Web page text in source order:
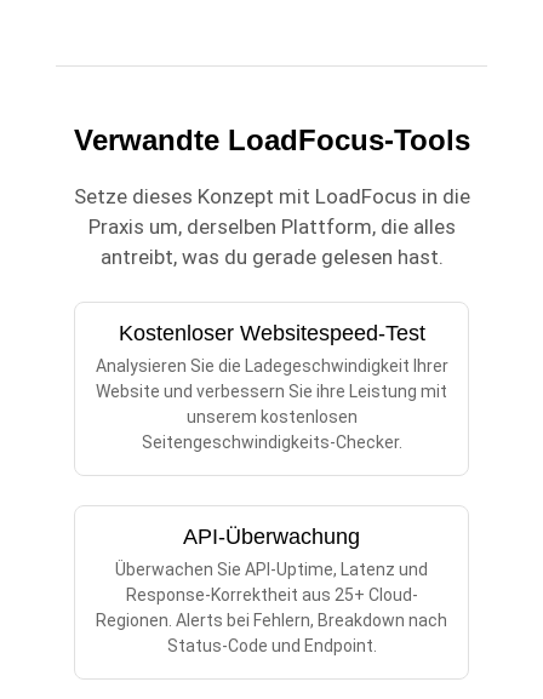
Verwandte LoadFocus-Tools
Setze dieses Konzept mit LoadFocus in die
Praxis um, derselben Plattform, die alles
antreibt, was du gerade gelesen hast.
Kostenloser Websitespeed-Test
Analysieren Sie die Ladegeschwindigkeit Ihrer
Website und verbessern Sie ihre Leistung mit
unserem kostenlosen
Seitengeschwindigkeits-Checker.
API-Überwachung
Überwachen Sie API-Uptime, Latenz und
Response-Korrektheit aus 25+ Cloud-
Regionen. Alerts bei Fehlern, Breakdown nach
Status-Code und Endpoint.